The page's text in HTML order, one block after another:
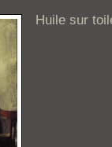
Huile sur